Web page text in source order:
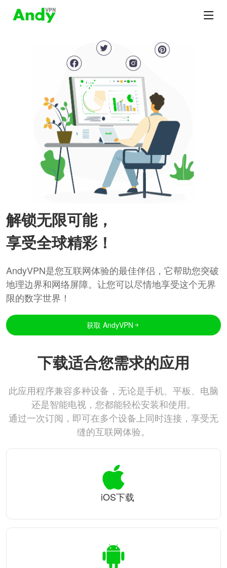
解锁无限可能，
享受全球精彩！
AndyVPN是您互联网体验的最佳伴侣，它帮助您突破
地理边界和网络屏障。让您可以尽情地享受这个无界
限的数字世界！
获取 AndyVPN
下载适合您需求的应用
此应用程序兼容多种设备，无论是手机、平板、电脑
还是智能电视，您都能轻松安装和使用。
通过一次订阅，即可在多个设备上同时连接，享受无
缝的互联网体验。
iOS下载